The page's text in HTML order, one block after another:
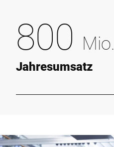
800 Mio.
Jahresumsatz